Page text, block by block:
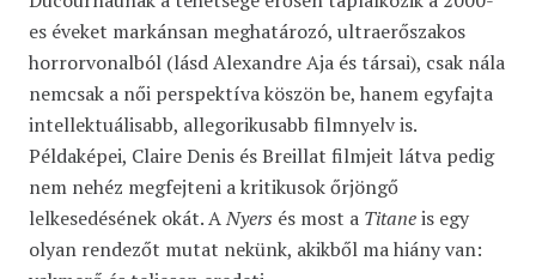
es éveket markánsan meghatározó, ultraerőszakos
horrorvonalból (lásd Alexandre Aja és társai), csak nála
nemcsak a női perspektíva köszön be, hanem egyfajta
intellektuálisabb, allegorikusabb filmnyelv is.
Példaképei, Claire Denis és Breillat filmjeit látva pedig
nem nehéz megfejteni a kritikusok őrjöngő
lelkesedésének okát. ANyers és most a Titaneis egy
olyan rendezőt mutat nekünk, akikből ma hiány van: